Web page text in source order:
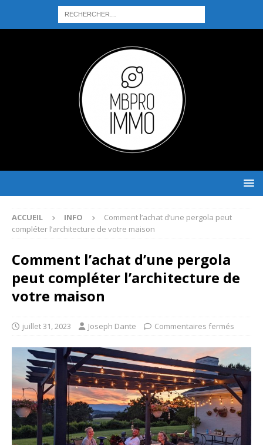
ACCUEIL INFO
Comment l’achat d’une pergola peut
compléter l’architecture de votre maison
Comment l’achat d’une pergola
peut compléter l’architecture de
votre maison
juillet 31, 2023 Joseph Dante Commentaires fermés